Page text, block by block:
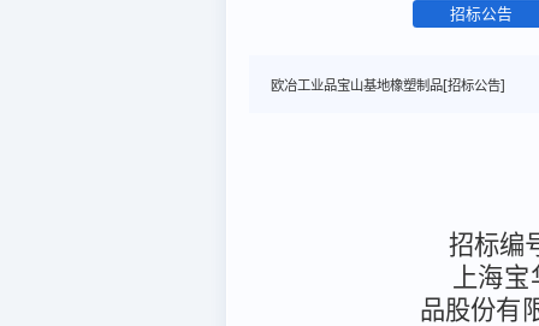
招标公告
欧冶工业品宝山基地橡塑制品[招标公告]
招标编
上海
品股份有